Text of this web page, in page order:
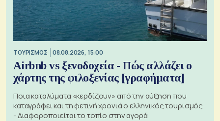
ΤΟΥΡΙΣΜΟΣ 08.08.2026, 15:00
Airbnb vs ξενοδοχεία - Πώς αλλάζει ο
χάρτης της φιλοξενίας [γραφήματα]
Ποια καταλύματα «κερδίζουν» από την αύξηση που
καταγράφει και τη φετινή χρονιά ο ελληνικός τουρισμός
- Διαφοροποιείται το τοπίο στην αγορά